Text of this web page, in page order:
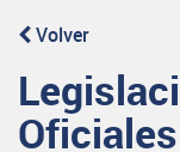
Volver
Oficiales